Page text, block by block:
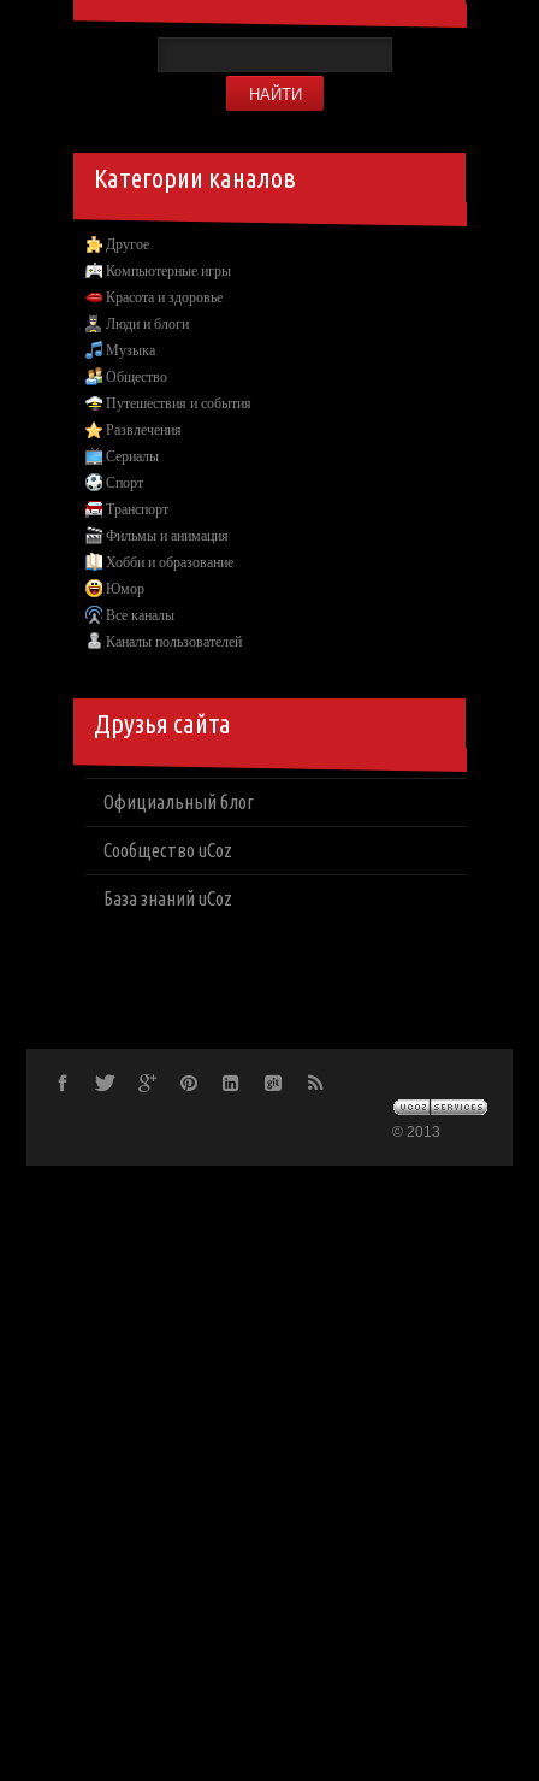
Категории каналов
Другое
Компьютерные игры
Красота и здоровье
Люди и блоги
Музыка
Общество
Путешествия и события
Развлечения
Сериалы
Спорт
Транспорт
Фильмы и анимация
Хобби и образование
Юмор
Все каналы
Каналы пользователей
Друзья сайта
Официальный блог
Сообщество uCoz
База знаний uCoz
© 2013